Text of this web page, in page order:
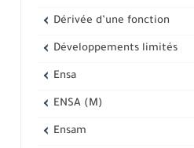
Dérivée d’une fonction
Développements limités
Ensa
ENSA (M)
Ensam